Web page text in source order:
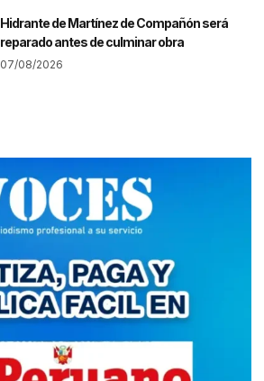
Hidrante de Martínez de Compañón será
reparado antes de culminar obra
07/08/2026